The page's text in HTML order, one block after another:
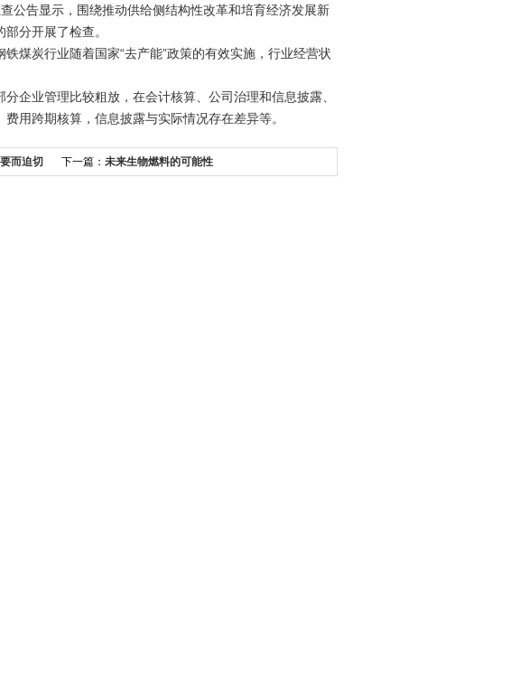
公告显示，围绕推动供给侧结构性改革和培育经济发展新
分开展了检查。
煤炭行业随着国家“去产能”政策的有效实施，行业经营状
企业管理比较粗放，在会计核算、公司治理和信息披露、
用跨期核算，信息披露与实际情况存在差异等。
而迫切 下一篇： 未来生物燃料的可能性